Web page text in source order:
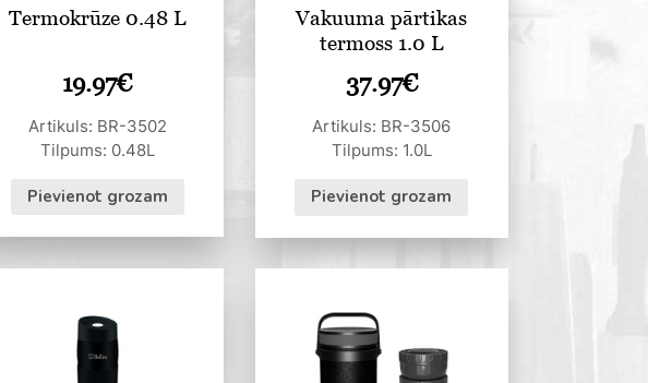
Termokrūze 0.48 L
19.97€
Artikuls: BR-3502
Tilpums: 0.48L
Pievienot grozam
Vakuuma pārtikas
termoss 1.0 L
37.97€
Artikuls: BR-3506
Tilpums: 1.0L
Pievienot grozam